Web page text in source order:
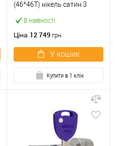
В наявності
(46*46T) нікель сатин 3
Ціна 12 749 грн.
У кошик
Купити в 1 клік